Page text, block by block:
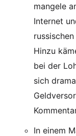
mangele
Internet
Hinzu
bei der
sich
In einem